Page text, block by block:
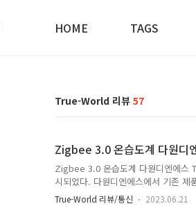
HOME TAGS
True-World 리뷰 57
Zigbee 3.0 온습도계 다원디
Zigbee 3.0 온습도계 다원디엔에스
시되었다. 다원디엔에스에서 기존
만 이번 온습도계는 TuYa 플랫폼 기
경쟁력이 약한 온습도계 같은 제품
True-World 리뷰/통신 2023.06.21